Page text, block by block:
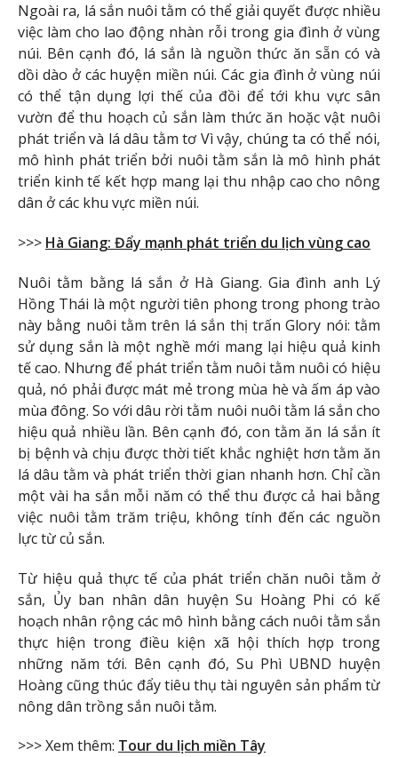
Ngoài ra, lá sắn nuôi tằm có thể giải quyết được nhiều
việc làm cho lao động nhàn rỗi trong gia đình ở vùng
núi. Bên cạnh đó, lá sắn là nguồn thức ăn sẵn có và
dồi dào ở các huyện miền núi. Các gia đình ở vùng núi
có thể tận dụng lợi thế của đồi để tới khu vực sân
vườn để thu hoạch củ sắn làm thức ăn hoặc vật nuôi
phát triển và lá dâu tằm tơ Vì vậy, chúng ta có thể nói,
mô hình phát triển bởi nuôi tằm sắn là mô hình phát
triển kinh tế kết hợp mang lại thu nhập cao cho nông
dân ở các khu vực miền núi.
>>> Hà Giang: Đẩy mạnh phát triển du lịch vùng cao
Nuôi tằm bằng lá sắn ở Hà Giang. Gia đình anh Lý
Hồng Thái là một người tiên phong trong phong trào
này bằng nuôi tằm trên lá sắn thị trấn Glory nói: tằm
sử dụng sắn là một nghề mới mang lại hiệu quả kinh
tế cao. Nhưng để phát triển tằm nuôi tằm nuôi có hiệu
quả, nó phải được mát mẻ trong mùa hè và ấm áp vào
mùa đông. So với dâu rời tằm nuôi nuôi tằm lá sắn cho
hiệu quả nhiều lần. Bên cạnh đó, con tằm ăn lá sắn ít
bị bệnh và chịu được thời tiết khắc nghiệt hơn tằm ăn
lá dâu tằm và phát triển thời gian nhanh hơn. Chỉ cần
một vài ha sắn mỗi năm có thể thu được cả hai bằng
việc nuôi tằm trăm triệu, không tính đến các nguồn
lực từ củ sắn.
Từ hiệu quả thực tế của phát triển chăn nuôi tằm ở
sắn, Ủy ban nhân dân huyện Su Hoàng Phi có kế
hoạch nhân rộng các mô hình bằng cách nuôi tằm sắn
thực hiện trong điều kiện xã hội thích hợp trong
những năm tới. Bên cạnh đó, Su Phì UBND huyện
Hoàng cũng thúc đẩy tiêu thụ tài nguyên sản phẩm từ
nông dân trồng sắn nuôi tằm.
>>> Xem thêm: Tour du lịch miền Tây